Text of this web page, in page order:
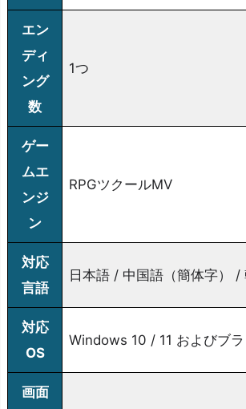
エン
ディ
ング
数
1つ
ゲー
ムエ
ンジ
ン
RPGツクールMV
対応
言語
日本語 / 中国語（簡体字） /
対応
OS
Windows 10 / 11 およびブ
画面